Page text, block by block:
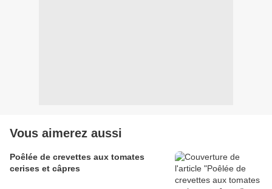
Vous aimerez aussi
Poêlée de crevettes aux tomates
cerises et câpres